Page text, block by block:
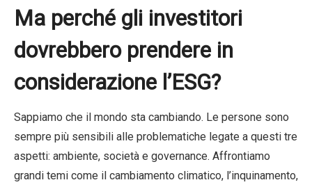
Ma perché gli investitori
dovrebbero prendere in
considerazione l’ESG?
Sappiamo che il mondo sta cambiando. Le persone sono
sempre più sensibili alle problematiche legate a questi tre
aspetti: ambiente, società e governance. Affrontiamo
grandi temi come il cambiamento climatico, l’inquinamento,